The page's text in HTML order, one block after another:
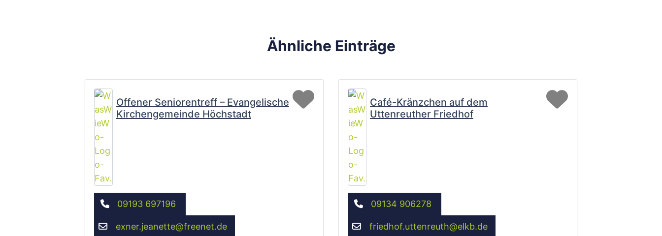
Ähnliche Einträge
Offener Seniorentreff – Evangelische
Kirchengemeinde Höchstadt
Favorit
09193 697196
exner.jeanette@freenet.de
Café-Kränzchen auf dem
Uttenreuther Friedhof
Favorit
09134 906278
friedhof.uttenreuth@elkb.de